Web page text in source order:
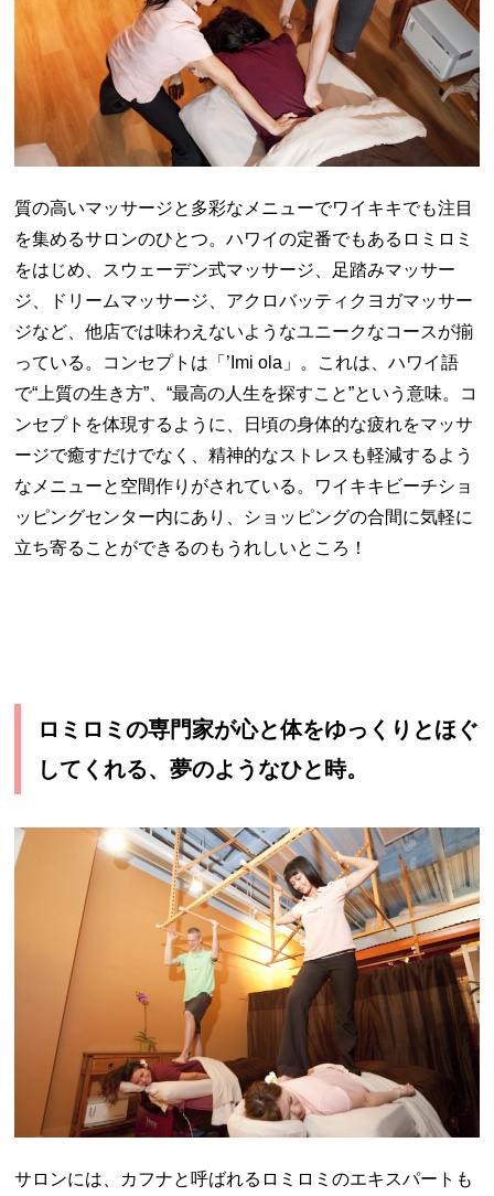
質の高いマッサージと多彩なメニューでワイキキでも注目
を集めるサロンのひとつ。ハワイの定番でもあるロミロミ
をはじめ、スウェーデン式マッサージ、足踏みマッサー
ジ、ドリームマッサージ、アクロバッティクヨガマッサー
ジなど、他店では味わえないようなユニークなコースが揃
っている。コンセプトは「’Imi ola」。これは、ハワイ語
で“上質の生き方”、“最高の人生を探すこと”という意味。コ
ンセプトを体現するように、日頃の身体的な疲れをマッサ
ージで癒すだけでなく、精神的なストレスも軽減するよう
なメニューと空間作りがされている。ワイキキビーチショ
ッピングセンター内にあり、ショッピングの合間に気軽に
立ち寄ることができるのもうれしいところ！
ロミロミの専門家が心と体をゆっくりとほぐ
してくれる、夢のようなひと時。
サロンには、カフナと呼ばれるロミロミのエキスパートも